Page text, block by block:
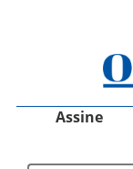
Assine